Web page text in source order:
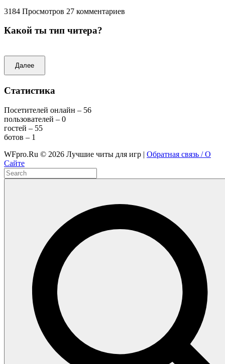
3184 Просмотров 27 комментариев
Какой ты тип читера?
Далее
Статистика
Посетителей онлайн – 56
пользователей – 0
гостей – 55
ботов – 1
WFpro.Ru © 2026 Лучшие читы для игр | Обратная связь / О
Сайте